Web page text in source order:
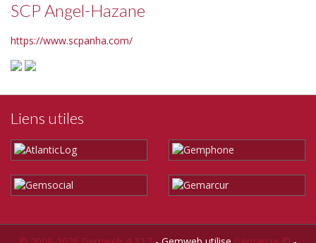
SCP Angel-Hazane
https://www.scpanha.com/
Liens utiles